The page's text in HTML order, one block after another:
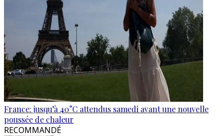
France: jusqu’à 40°C attendus samedi avant une nouvelle
poussée de chaleur
RECOMMANDÉ